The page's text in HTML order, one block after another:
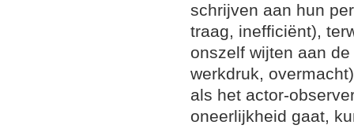
schrijven aan hun
traag, inefficiënt),
onszelf wijten aan
werkdruk,
als het actor-
oneerlijkheid gaat,